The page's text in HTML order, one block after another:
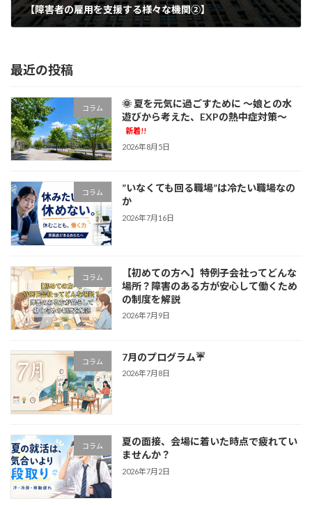
【障害者の雇用を支援する様々な機関②】
最近の投稿
コラム
🌞 夏を元気に過ごすために ～娘との水
遊びから考えた、EXPの熱中症対策～
新着!!
2026年8月5日
コラム
”いなくても回る職場”は冷たい職場なの
か
2026年7月16日
コラム
【初めての方へ】特例子会社ってどんな
場所？障害のある方が安心して働くため
の制度を解説
2026年7月9日
コラム 7月のプログラム☔
2026年7月8日
コラム
夏の面接、会場に着いた時点で疲れてい
ませんか？
2026年7月2日